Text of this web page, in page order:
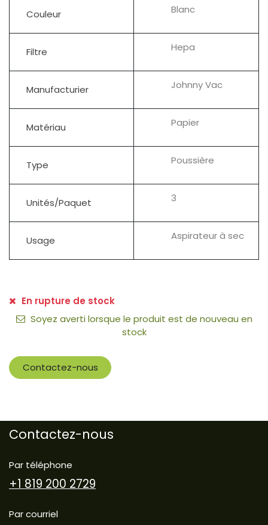
Couleur Blanc
Filtre Hepa
Manufacturier Johnny Vac
Matériau Papier
Type Poussière
Unités/Paquet 3
Usage Aspirateur à sec
En rupture de stock
Soyez averti lorsque le produit est de nouveau en
stock
Contactez-nous
Contactez-nous
Par téléphone
+1 819 200 2729
Par courriel